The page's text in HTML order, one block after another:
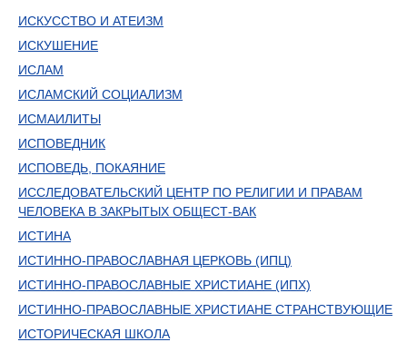
ИСКУССТВО И АТЕИЗМ
ИСКУШЕНИЕ
ИСЛАМ
ИСЛАМСКИЙ СОЦИАЛИЗМ
ИСМАИЛИТЫ
ИСПОВЕДНИК
ИСПОВЕДЬ, ПОКАЯНИЕ
ИССЛЕДОВАТЕЛЬСКИЙ ЦЕНТР ПО РЕЛИГИИ И ПРАВАМ
ЧЕЛОВЕКА В ЗАКРЫТЫХ ОБЩЕСТ-ВАК
ИСТИНА
ИСТИННО-ПРАВОСЛАВНАЯ ЦЕРКОВЬ (ИПЦ)
ИСТИННО-ПРАВОСЛАВНЫЕ ХРИСТИАНЕ (ИПХ)
ИСТИННО-ПРАВОСЛАВНЫЕ ХРИСТИАНЕ СТРАНСТВУЮЩИЕ
ИСТОРИЧЕСКАЯ ШКОЛА